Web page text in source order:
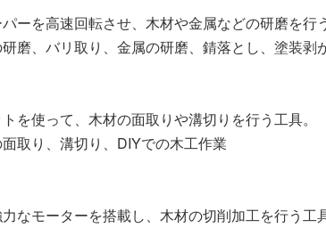
ーを高速回転させ、木材や金属などの研磨を行
磨、バリ取り、金属の研磨、錆落とし、塗装剥
を使って、木材の面取りや溝切りを行う工具。
取り、溝切り、DIYでの木工作業
なモーターを搭載し、木材の切削加工を行う工具